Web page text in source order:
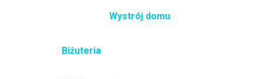
Wystrój domu
Biżuteria